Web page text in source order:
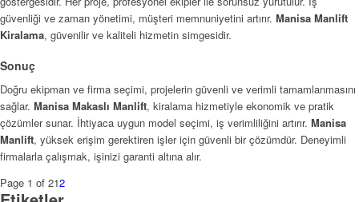
güvenliği ve zaman yönetimi, müşteri memnuniyetini artırır. Manisa Manlift
Kiralama, güvenilir ve kaliteli hizmetin simgesidir.
Sonuç
Doğru ekipman ve firma seçimi, projelerin güvenli ve verimli tamamlanmasını
sağlar. Manisa Makaslı Manlift, kiralama hizmetiyle ekonomik ve pratik
çözümler sunar. İhtiyaca uygun model seçimi, iş verimliliğini artırır. Manisa
Manlift, yüksek erişim gerektiren işler için güvenli bir çözümdür. Deneyimli
firmalarla çalışmak, işinizi garanti altına alır.
Page 1 of 212